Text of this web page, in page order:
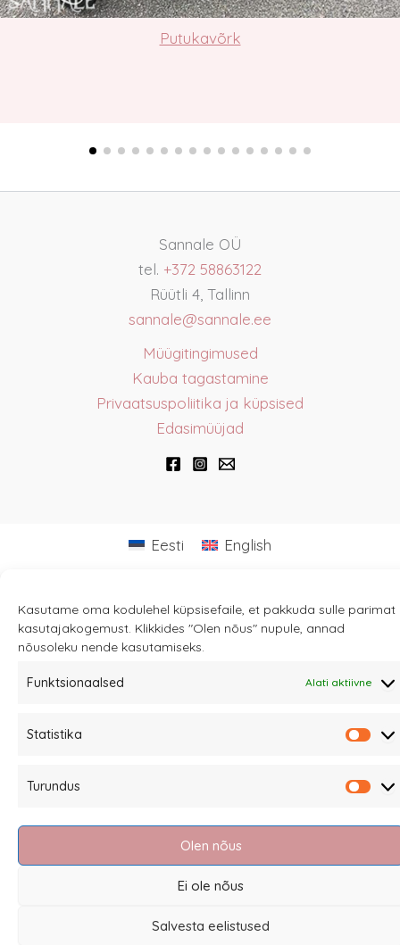
Kasutame oma kodulehel küpsisefaile, et pakkuda sulle parimat
kasutajakogemust. Klikkides "Olen nõus" nupule, annad
nõusoleku nende kasutamiseks.
Funktsionaalsed Alati aktiivne
Statistika
Turundus
Olen nõus
Ei ole nõus
Salvesta eelistused
Putukavõrk
Sannale OÜ
tel. +372 58863122
Rüütli 4, Tallinn
sannale@sannale.ee
Müügitingimused
Kauba tagastamine
Privaatsuspoliitika ja küpsised
Edasimüüjad
Eesti English